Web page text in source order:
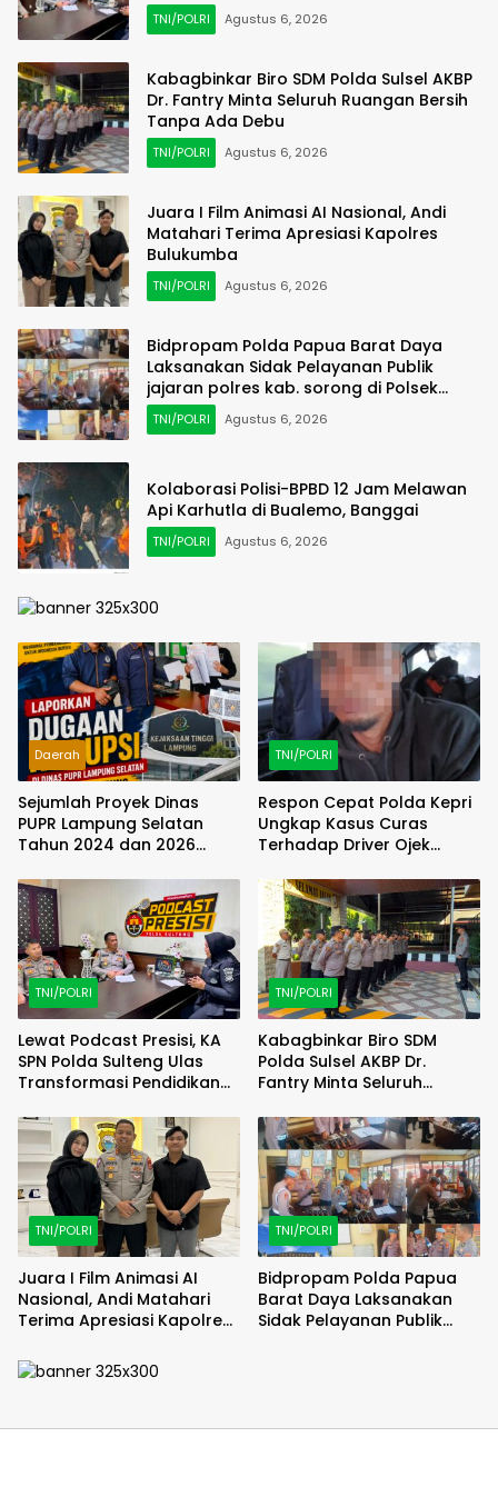
TNI/POLRI Agustus 6, 2026
Kabagbinkar Biro SDM Polda Sulsel AKBP
Dr. Fantry Minta Seluruh Ruangan Bersih
Tanpa Ada Debu
TNI/POLRI Agustus 6, 2026
Juara I Film Animasi AI Nasional, Andi
Matahari Terima Apresiasi Kapolres
Bulukumba
TNI/POLRI Agustus 6, 2026
Bidpropam Polda Papua Barat Daya
Laksanakan Sidak Pelayanan Publik
jajaran polres kab. sorong di Polsek
Salawati
TNI/POLRI Agustus 6, 2026
Kolaborasi Polisi-BPBD 12 Jam Melawan
Api Karhutla di Bualemo, Banggai
TNI/POLRI Agustus 6, 2026
Daerah
Sejumlah Proyek Dinas
PUPR Lampung Selatan
Tahun 2024 dan 2026
KEJATI Lampung
TNI/POLRI
Respon Cepat Polda Kepri
Ungkap Kasus Curas
Terhadap Driver Ojek
Berhasil Diamankan
TNI/POLRI
Lewat Podcast Presisi, KA
SPN Polda Sulteng Ulas
Transformasi Pendidikan
TNI/POLRI
Kabagbinkar Biro SDM
Polda Sulsel AKBP Dr.
Fantry Minta Seluruh
Debu
TNI/POLRI
Juara I Film Animasi AI
Nasional, Andi Matahari
Terima Apresiasi Kapolres
TNI/POLRI
Bidpropam Polda Papua
Barat Daya Laksanakan
Sidak Pelayanan Publik